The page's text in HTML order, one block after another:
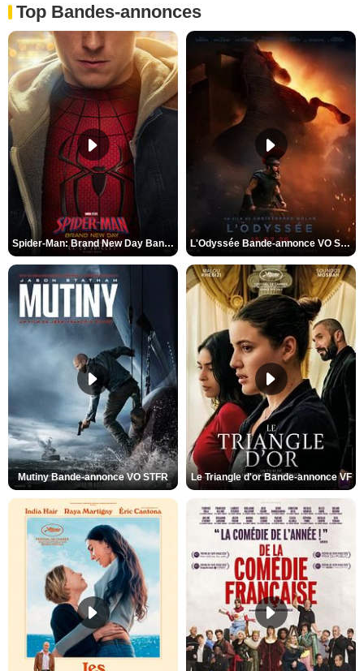
Top Bandes-annonces
Spider-Man: Brand New Day Bande-annonce VO STFR L'Odyssée Bande-annonce VO STFR
Mutiny Bande-annonce VO STFR Le Triangle d'or Bande-annonce VF